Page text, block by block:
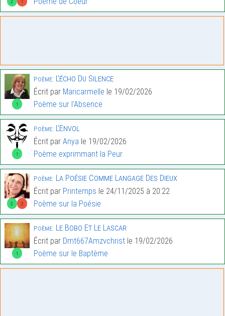
1
Poème: L’écho Du Silence
Écrit par Maricarmelle le 19/02/2026
Poème sur l'Absence
1
Poème: L’Envol
Écrit par Anya le 19/02/2026
Poème exprimmant la Peur
2 2
Poème: La Poésie Comme Langage Des Dieux
Écrit par Printemps le 24/11/2025 à 20:22
Poème sur la Poésie
1
Poème: Le Bobo Et Le Lascar
Écrit par Dmt667Amzvchrist le 19/02/2026
Poème sur le Baptème